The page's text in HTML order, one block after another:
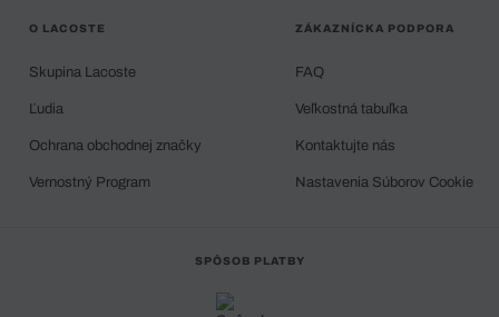
O LACOSTE
Skupina Lacoste
Ľudia
Ochrana obchodnej značky
Vernostný Program
ZÁKAZNÍCKA PODPORA
FAQ
Veľkostná tabuľka
Kontaktujte nás
Nastavenia Súborov Cookie
SPÔSOB PLATBY